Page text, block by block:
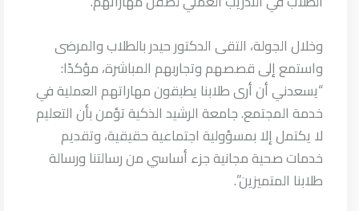
وخلال الجولة، التقى الدكتور حيدر بالطلاب والمرضى
واستمع إلى قصصهم وتجاربهم المباشرة، مؤكدًا:
“يسعدني أن أرى طلابنا يطبقون مهاراتهم العملية في
خدمة المجتمع. جامعة الرشيد الذكية تؤمن بأن التعليم
لا يكتمل إلا بمسؤولية اجتماعية حقيقية، وتقديم
خدمات صحية مجانية جزء أساسي من رسالتنا ورسالة
طلابنا المتميزين”.